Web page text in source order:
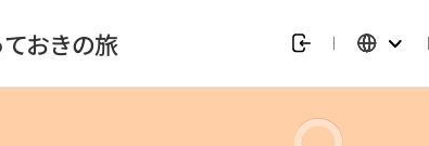
ておきの旅